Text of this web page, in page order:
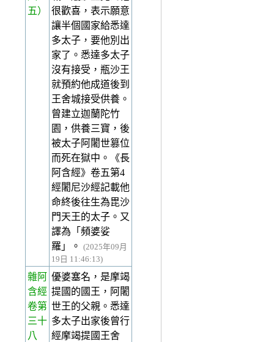
五）
很歡喜，表示願意
讓半個國家給悉達
多太子，要他別出
家了。悉達多太子
沒有接受，瓶沙王
就預約他成道後到
王舍城接受供養。
曾建立迦蘭陀竹
園，供養三寶，後
被太子阿闍世篡位
而死在獄中。《長
阿含經》卷五第4
經闍尼沙經記載他
命終後往生為毘沙
門天王的太子。又
譯為「頻婆娑
羅」。
(2025年09月
19日 11:46:13)
雜阿
含經
卷第
三十
八
優婆塞名，是摩竭
提國的國王，阿闍
世王的父親。悉達
多太子出家後曾行
經摩竭提國王舍